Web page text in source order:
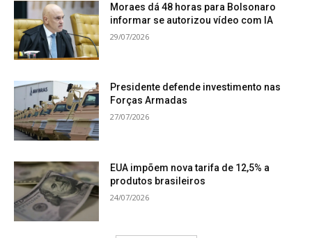
Moraes dá 48 horas para Bolsonaro
informar se autorizou vídeo com IA
29/07/2026
Presidente defende investimento nas
Forças Armadas
27/07/2026
EUA impõem nova tarifa de 12,5% a
produtos brasileiros
24/07/2026